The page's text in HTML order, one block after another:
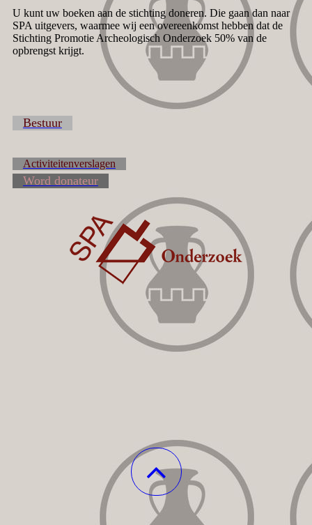
U kunt uw boeken aan de stichting doneren. Die gaan dan naar
SPA uitgevers, waarmee wij een overeenkomst hebben dat de
Stichting Promotie Archeologisch Onderzoek 50% van de
opbrengst krijgt.
Bestuur
Activiteitenverslagen
Word donateur